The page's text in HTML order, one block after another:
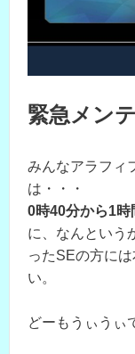
緊急メンテ
みんなアラフィ
は・・・
0時40分から1時
に、なんという
ったSEの方に
い。
どーもうぃうぃ